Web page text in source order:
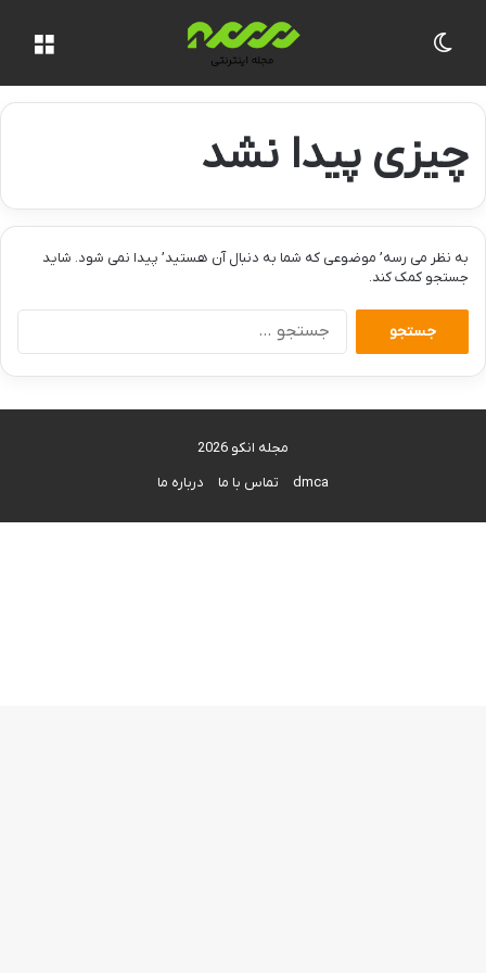
چیزی پیدا نشد
به نظر می رسه’ موضوعی که شما به دنبال آن هستید’ پیدا نمی شود. شاید
جستجو کمک کند.
برای:
مجله انکو 2026
dmca
تماس با ما درباره ما